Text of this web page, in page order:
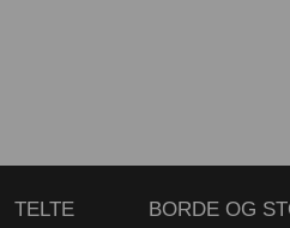
TELTE BORDE OG